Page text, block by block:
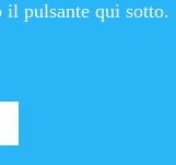
il pulsante qui sotto.